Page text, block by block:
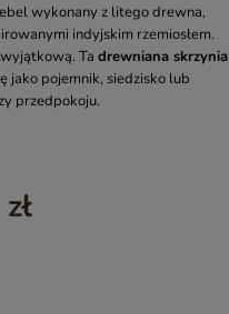
wykonany z litego drewna,
indyjskim rzemiosłem.
Ta drewniana skrzynia
jako pojemnik, siedzisko lub
przedpokoju.